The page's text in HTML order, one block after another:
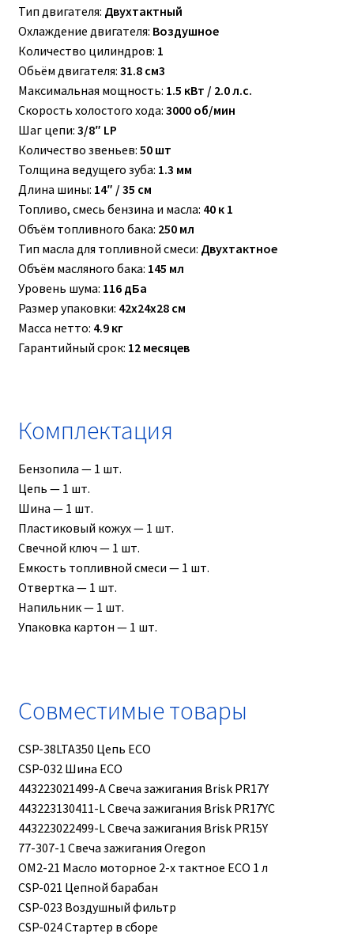
Тип двигателя: Двухтактный
Охлаждение двигателя: Воздушное
Количество цилиндров: 1
Обьём двигателя: 31.8 см3
Максимальная мощность: 1.5 кВт / 2.0 л.с.
Скорость холостого хода: 3000 об/мин
Шаг цепи: 3/8″ LP
Количество звеньев: 50 шт
Толщина ведущего зуба: 1.3 мм
Длина шины: 14″ / 35 см
Топливо, смесь бензина и масла: 40 к 1
Объём топливного бака: 250 мл
Тип масла для топливной смеси: Двухтактное
Объём масляного бака: 145 мл
Уровень шума: 116 дБа
Размер упаковки: 42x24x28 см
Масса нетто: 4.9 кг
Гарантийный срок: 12 месяцев
Комплектация
Бензопила — 1 шт.
Цепь — 1 шт.
Шина — 1 шт.
Пластиковый кожух — 1 шт.
Свечной ключ — 1 шт.
Емкость топливной смеси — 1 шт.
Отвертка — 1 шт.
Напильник — 1 шт.
Упаковка картон — 1 шт.
Совместимые товары
CSP-38LTA350 Цепь ECO
CSP-032 Шина ECO
443223021499-A Свеча зажигания Brisk PR17Y
443223130411-L Свеча зажигания Brisk PR17YC
443223022499-L Свеча зажигания Brisk PR15Y
77-307-1 Свеча зажигания Oregon
OM2-21 Масло моторное 2-х тактное ECO 1 л
CSP-021 Цепной барабан
CSP-023 Воздушный фильтр
CSP-024 Стартер в сборе